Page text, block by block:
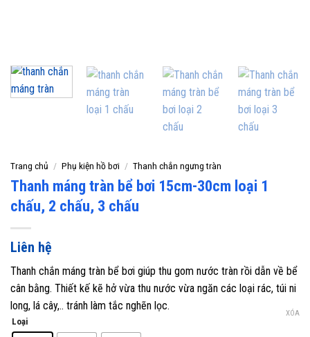
Trang chủ / Phụ kiện hồ bơi / Thanh chắn ngưng tràn
Thanh máng tràn bể bơi 15cm-30cm loại 1
chấu, 2 chấu, 3 chấu
Liên hệ
Thanh chắn máng tràn bể bơi giúp thu gom nước tràn rồi dẫn về bể
cân bằng. Thiết kế kẽ hở vừa thu nước vừa ngăn các loại rác, túi ni
long, lá cây,.. tránh làm tắc nghẽn lọc.
Loại
XÓA